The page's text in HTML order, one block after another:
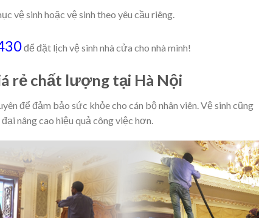
vệ sinh hoặc vệ sinh theo yêu cầu riêng.
để đặt lịch vệ sinh nhà cửa cho nhà mình!
rẻ chất lượng tại Hà Nội
để đảm bảo sức khỏe cho cán bộ nhân viên. Vệ sinh cũng
nâng cao hiệu quả công việc hơn.